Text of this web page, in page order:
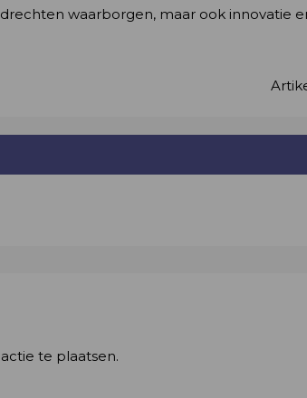
waarborgen, maar ook innovatie
te plaatsen.